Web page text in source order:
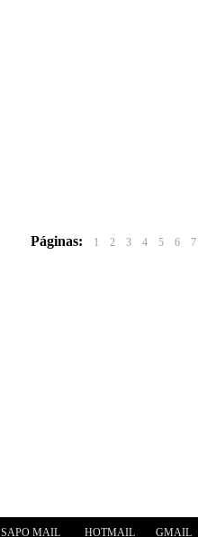
Páginas: 1 2 3 4 5 6 7
SAPO MAIL HOTMAIL GMAIL